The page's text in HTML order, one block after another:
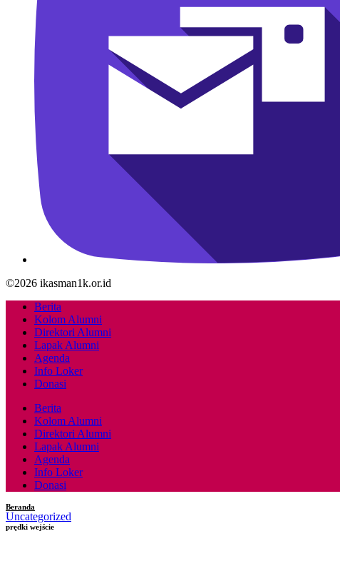
©2026 ikasman1k.or.id
Berita
Kolom Alumni
Direktori Alumni
Lapak Alumni
Agenda
Info Loker
Donasi
Berita
Kolom Alumni
Direktori Alumni
Lapak Alumni
Agenda
Info Loker
Donasi
Beranda
Uncategorized
prędki wejście